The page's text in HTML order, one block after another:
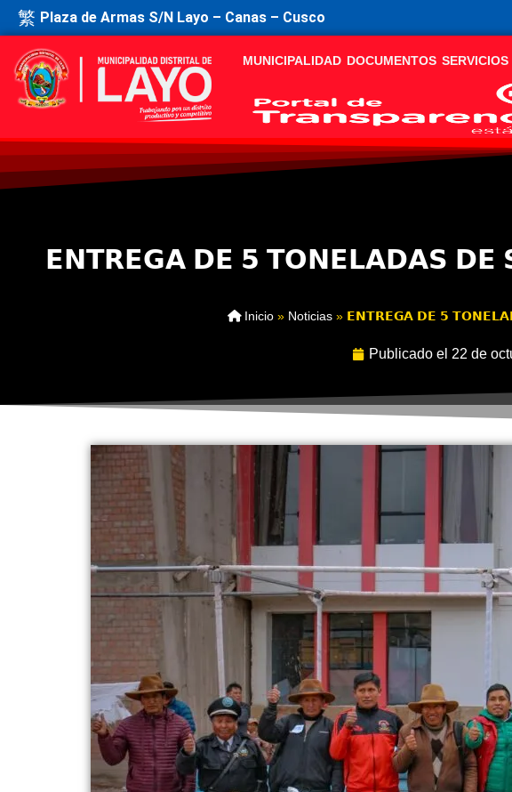
Plaza de Armas S/N Layo – Canas – Cusco
MUNICIPALIDAD DOCUMENTOS SERVICIOS
𝗘𝗡𝗧𝗥𝗘𝗚𝗔 𝗗𝗘 𝟱 𝗧𝗢𝗡𝗘𝗟𝗔𝗗𝗔𝗦 𝗗𝗘
Inicio » Noticias » 𝗘𝗡𝗧𝗥𝗘𝗚𝗔 𝗗𝗘 𝟱
Publicado el 22 de